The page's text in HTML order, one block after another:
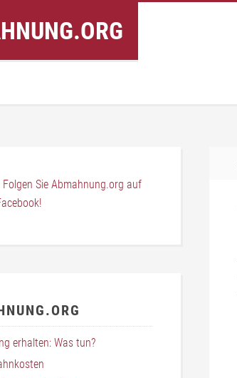
Folgen Sie Abmahnung.org auf
erhalten: Was tun?